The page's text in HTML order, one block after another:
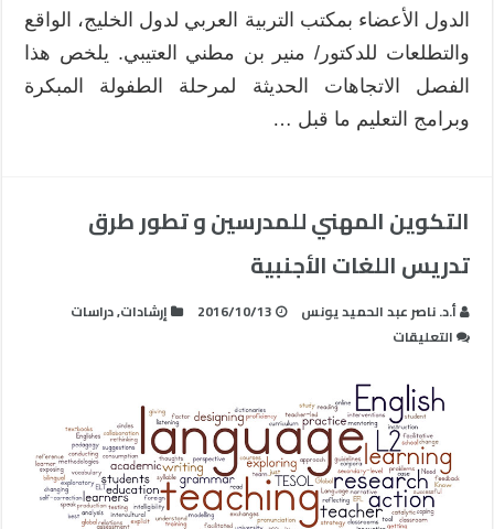
الدول الأعضاء بمكتب التربية العربي لدول الخليج، الواقع
والتطلعات للدكتور/ منير بن مطني العتيبي. يلخص هذا
الفصل الاتجاهات الحديثة لمرحلة الطفولة المبكرة
وبرامج التعليم ما قبل …
التكوين المهني للمدرسين و تطور طرق
تدريس اللغات الأجنبية
أ.د. ناصر عبد الحميد يونس 2016/10/13 إرشادات,دراسات
التعليقات
المهني
للمدرسين
و
تطور
طرق
تدريس